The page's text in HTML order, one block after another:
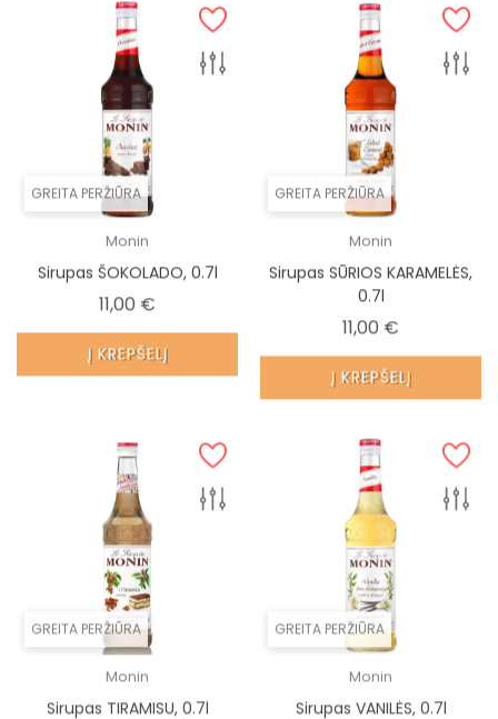
GREITA PERŽIŪRA
Monin
Sirupas ŠOKOLADO, 0.7l
11,00 €
Į KREPŠELĮ
GREITA PERŽIŪRA
Monin
Sirupas SŪRIOS KARAMELĖS,
0.7l
11,00 €
Į KREPŠELĮ
GREITA PERŽIŪRA
Monin
Sirupas TIRAMISU, 0.7l
GREITA PERŽIŪRA
Monin
Sirupas VANILĖS, 0.7l